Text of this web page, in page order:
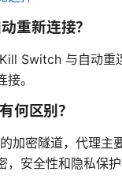
重新连接？
Switch 与自动重
。
何区别？
加密隧道，代理主
，安全性和隐私保护